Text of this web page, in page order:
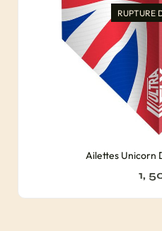
RUPTURE
Ailettes Unicorn
1,